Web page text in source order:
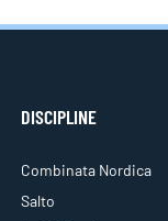
DISCIPLINE
Combinata Nordica
Salto